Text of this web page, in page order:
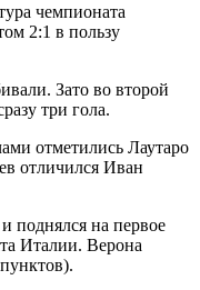
чемпионата
2:1 в пользу
Зато во второй
три гола.
отметились Лаутаро
отличился Иван
поднялся на первое
Италии. Верона